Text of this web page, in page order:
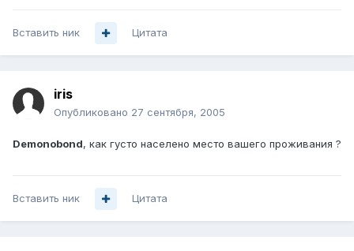
Вставить ник Цитата
iris
Опубликовано 27 сентября, 2005
Demonobond, как густо населено место вашего проживания ?
Вставить ник Цитата